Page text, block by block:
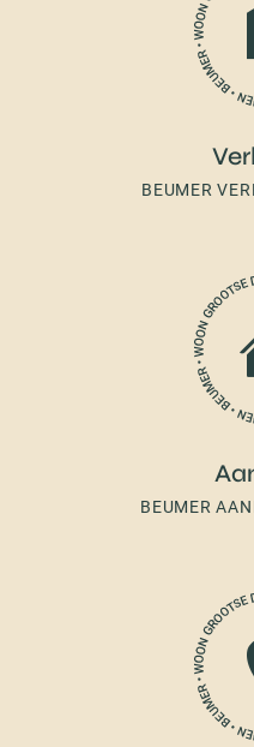
BEUMER
BEUMER